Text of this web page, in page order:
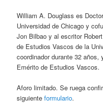
William A. Douglass es
Universidad de Chicago y
Jon Bilbao y al escritor
de Estudios Vascos de la
coordinador durante 32
Emérito de Estudios Vascos.
Aforo limitado. Se ruega
siguienteformulario.